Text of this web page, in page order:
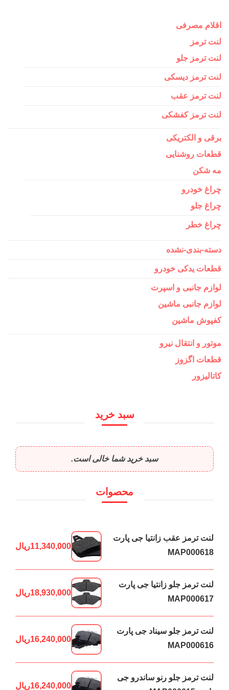
اقلام مصرفی
لنت ترمز
لنت ترمز جلو
لنت ترمز دیسکی
لنت ترمز عقب
لنت ترمز کفشکی
برقی و الکتریکی
قطعات روشنایی
مه شکن
چراغ خودرو
چراغ جلو
چراغ خطر
دسته-بندی-نشده
قطعات یدکی خودرو
لوازم جانبی و اسپرت
لوازم جانبی ماشین
کفپوش ماشین
موتور و انتقال نیرو
قطعات اگزوز
کاتالیزور
سبد خرید
سبد خرید شما خالی است.
محصوات
لنت ترمز عقب زانتیا جی پارت
MAP000618
11,340,000ریال
لنت ترمز جلو زانتیا جی پارت
MAP000617
18,930,000ریال
لنت ترمز جلو سیناد جی پارت
MAP000616
16,240,000ریال
لنت ترمز جلو رنو ساندرو جی
16,240,000ریال